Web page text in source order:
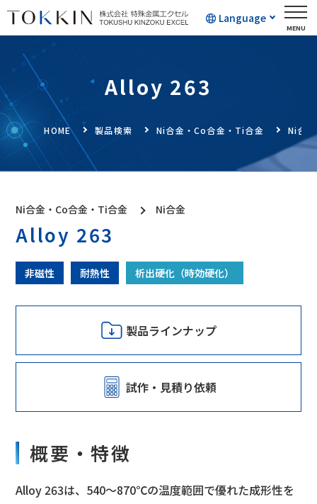
Language
Alloy 263
HOME 製品検索 Ni合金・Co合金・Ti合金 Ni合金
Ni合金・Co合金・Ti合金 Ni合金
Alloy 263
非磁性 耐熱性 析出硬化（時効硬化）
製品ラインナップ
試作・見積り依頼
概要・特徴
Alloy 263は、540～870℃の温度範囲で優れた成形性を